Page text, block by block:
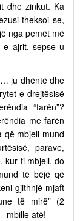
dhe zinkut. Ka
theksoi se,
nga pemët më
e ajrit, sepse u
… ju dhëntë dhe
e drejtësisë
“farën”?
me farën
që mbjell mund
parave,
kur ti mbjell, do
të bëjë që
gjithnjë mjaft
të mirë” (2
mbille atë!